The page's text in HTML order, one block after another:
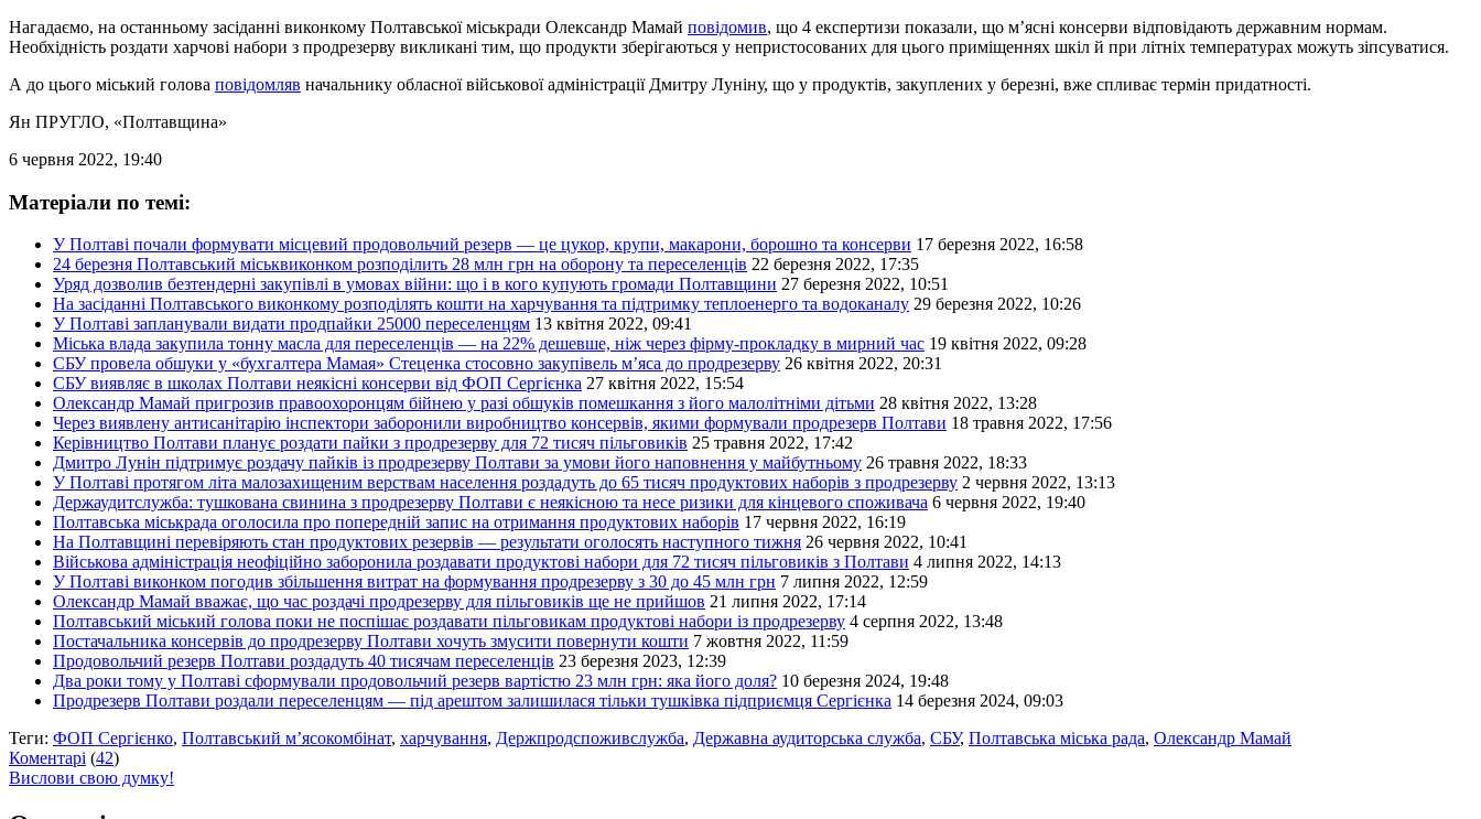
Нагадаємо, на останньому засіданні виконкому Полтавської міськради Олександр Мамай повідомив, що 4 експертизи показали, що м’ясні консерви відповідають державним нормам.
Необхідність роздати харчові набори з продрезерву викликані тим, що продукти зберігаються у непристосованих для цього приміщеннях шкіл й при літніх температурах можуть зіпсуватися.
А до цього міський голова повідомляв начальнику обласної військової адміністрації Дмитру Луніну, що у продуктів, закуплених у березні, вже спливає термін придатності.
Ян ПРУГЛО, «Полтавщина»
6 червня 2022, 19:40
Матеріали по темі:
У Полтаві почали формувати місцевий продовольчий резерв — це цукор, крупи, макарони, борошно та консерви 17 березня 2022, 16:58
24 березня Полтавський міськвиконком розподілить 28 млн грн на оборону та переселенців 22 березня 2022, 17:35
Уряд дозволив безтендерні закупівлі в умовах війни: що і в кого купують громади Полтавщини 27 березня 2022, 10:51
На засіданні Полтавського виконкому розподілять кошти на харчування та підтримку теплоенерго та водоканалу 29 березня 2022, 10:26
У Полтаві запланували видати продпайки 25000 переселенцям 13 квітня 2022, 09:41
Міська влада закупила тонну масла для переселенців — на 22% дешевше, ніж через фірму-прокладку в мирний час 19 квітня 2022, 09:28
СБУ провела обшуки у «бухгалтера Мамая» Стеценка стосовно закупівель м’яса до продрезерву 26 квітня 2022, 20:31
СБУ виявляє в школах Полтави неякісні консерви від ФОП Сергієнка 27 квітня 2022, 15:54
Олександр Мамай пригрозив правоохоронцям бійнею у разі обшуків помешкання з його малолітніми дітьми 28 квітня 2022, 13:28
Через виявлену антисанітарію інспектори заборонили виробництво консервів, якими формували продрезерв Полтави 18 травня 2022, 17:56
Керівництво Полтави планує роздати пайки з продрезерву для 72 тисяч пільговиків 25 травня 2022, 17:42
Дмитро Лунін підтримує роздачу пайків із продрезерву Полтави за умови його наповнення у майбутньому 26 травня 2022, 18:33
У Полтаві протягом літа малозахищеним верствам населення роздадуть до 65 тисяч продуктових наборів з продрезерву 2 червня 2022, 13:13
Держаудитслужба: тушкована свинина з продрезерву Полтави є неякісною та несе ризики для кінцевого споживача 6 червня 2022, 19:40
Полтавська міськрада оголосила про попередній запис на отримання продуктових наборів 17 червня 2022, 16:19
На Полтавщині перевіряють стан продуктових резервів — результати оголосять наступного тижня 26 червня 2022, 10:41
Військова адміністрація неофіційно заборонила роздавати продуктові набори для 72 тисяч пільговиків з Полтави 4 липня 2022, 14:13
У Полтаві виконком погодив збільшення витрат на формування продрезерву з 30 до 45 млн грн 7 липня 2022, 12:59
Олександр Мамай вважає, що час роздачі продрезерву для пільговиків ще не прийшов 21 липня 2022, 17:14
Полтавський міський голова поки не поспішає роздавати пільговикам продуктові набори із продрезерву 4 серпня 2022, 13:48
Постачальника консервів до продрезерву Полтави хочуть змусити повернути кошти 7 жовтня 2022, 11:59
Продовольчий резерв Полтави роздадуть 40 тисячам переселенців 23 березня 2023, 12:39
Два роки тому у Полтаві сформували продовольчий резерв вартістю 23 млн грн: яка його доля? 10 березня 2024, 19:48
Продрезерв Полтави роздали переселенцям — під арештом залишилася тільки тушківка підприємця Сергієнка 14 березня 2024, 09:03
Теги: ФОП Сергієнко, Полтавський м’ясокомбінат, харчування, Держпродспоживслужба, Державна аудиторська служба, СБУ, Полтавська міська рада, Олександр Мамай
Коментарі (42)
Вислови свою думку!